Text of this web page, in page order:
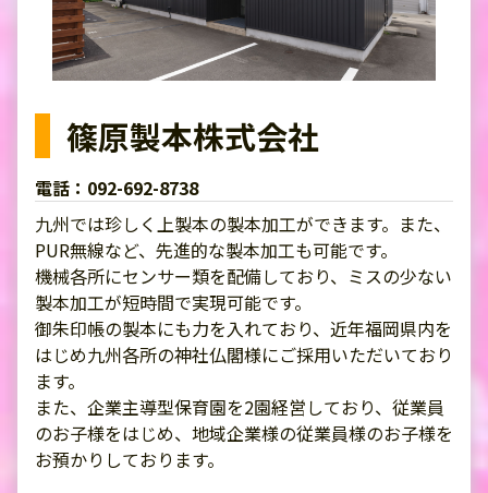
篠原製本株式会社
電話：092-692-8738
九州では珍しく上製本の製本加工ができます。また、
PUR無線など、先進的な製本加工も可能です。
機械各所にセンサー類を配備しており、ミスの少ない
製本加工が短時間で実現可能です。
御朱印帳の製本にも力を入れており、近年福岡県内を
はじめ九州各所の神社仏閣様にご採用いただいており
ます。
また、企業主導型保育園を2園経営しており、従業員
のお子様をはじめ、地域企業様の従業員様のお子様を
お預かりしております。